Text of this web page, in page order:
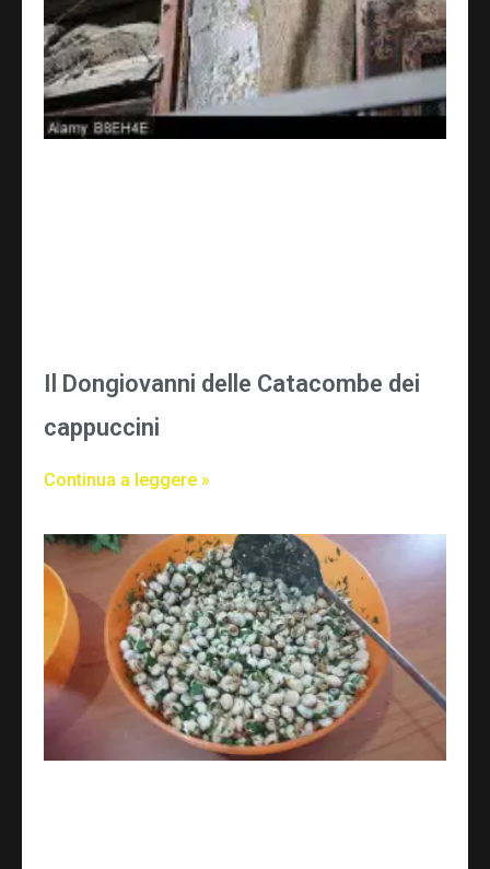
Il Dongiovanni delle Catacombe dei
cappuccini
Continua a leggere »